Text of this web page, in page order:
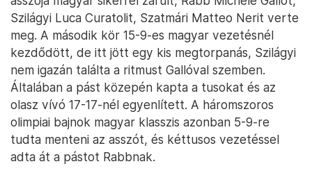
Szilágyi Luca Curatolit, Szatmári Matteo Nerit verte
meg. A második kör 15-9-es magyar vezetésnél
kezdődött, de itt jött egy kis megtorpanás, Szilágyi
nem igazán találta a ritmust Gallóval szemben.
Általában a pást közepén kapta a tusokat és az
olasz vívó 17-17-nél egyenlített. A háromszoros
olimpiai bajnok magyar klasszis azonban 5-9-re
tudta menteni az asszót, és kéttusos vezetéssel
adta át a pástot Rabbnak.